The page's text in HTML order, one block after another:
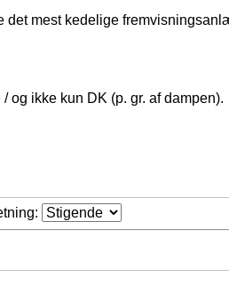
mest kedelige
og ikke kun DK (p. gr. af dampen).